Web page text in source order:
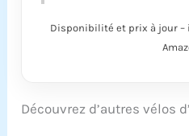
Disponibilité et prix à jour
Découvrez d’autres vélos